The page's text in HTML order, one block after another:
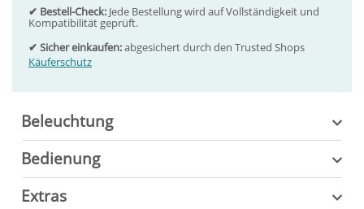
Beleuchtung
Bedienung
Extras
✔ Bestell-Check: Jede Bestellung wird auf Vollständigkeit und
Kompatibilität geprüft.
✔ Sicher einkaufen:abgesichert durch den Trusted Shops
Käuferschutz